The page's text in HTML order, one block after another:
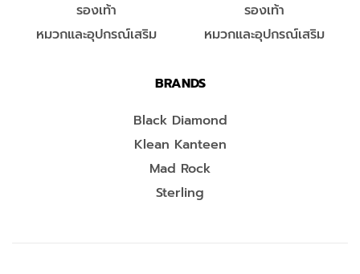
รองเท้า
หมวกและอุปกรณ์เสริม
รองเท้า
หมวกและอุปกรณ์เสริม
BRANDS
Black Diamond
Klean Kanteen
Mad Rock
Sterling